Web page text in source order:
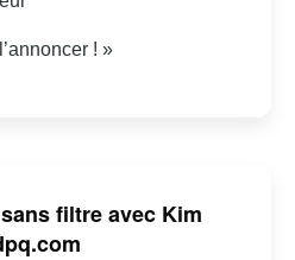
! »
filtre avec Kim